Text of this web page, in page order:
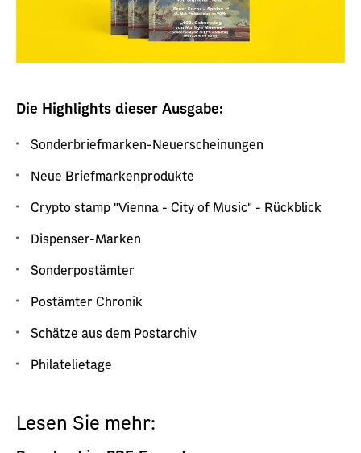
Die Highlights dieser Ausgabe:
Sonderbriefmarken-Neuerscheinungen
Neue Briefmarkenprodukte
Crypto stamp "Vienna - City of Music" - Rückblick
Dispenser-Marken
Sonderpostämter
Postämter Chronik
Schätze aus dem Postarchiv
Philatelietage
Lesen Sie mehr: